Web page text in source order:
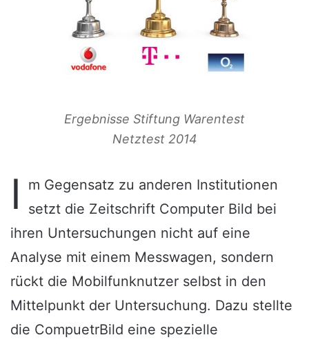
Ergebnisse Stiftung Warentest
Netztest 2014
I
m Gegensatz zu anderen Institutionen
setzt die Zeitschrift Computer Bild bei
ihren Untersuchungen nicht auf eine
Analyse mit einem Messwagen, sondern
rückt die Mobilfunknutzer selbst in den
Mittelpunkt der Untersuchung. Dazu stellte
die CompuetrBild eine spezielle